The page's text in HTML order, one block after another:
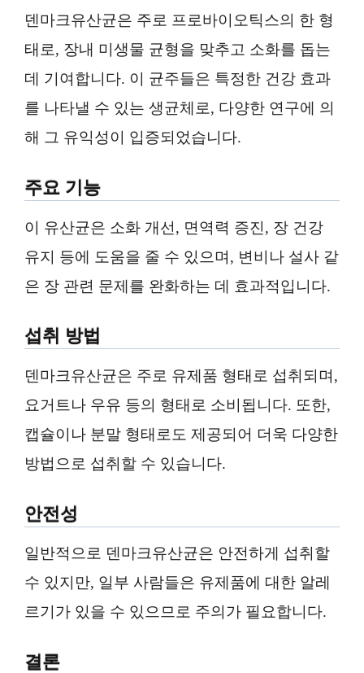
덴마크유산균은 주로 프로바이오틱스의 한 형
태로, 장내 미생물 균형을 맞추고 소화를 돕는
데 기여합니다. 이 균주들은 특정한 건강 효과
를 나타낼 수 있는 생균체로, 다양한 연구에 의
해 그 유익성이 입증되었습니다.
주요 기능
이 유산균은 소화 개선, 면역력 증진, 장 건강
유지 등에 도움을 줄 수 있으며, 변비나 설사 같
은 장 관련 문제를 완화하는 데 효과적입니다.
섭취 방법
덴마크유산균은 주로 유제품 형태로 섭취되며,
요거트나 우유 등의 형태로 소비됩니다. 또한,
캡슐이나 분말 형태로도 제공되어 더욱 다양한
방법으로 섭취할 수 있습니다.
안전성
일반적으로 덴마크유산균은 안전하게 섭취할
수 있지만, 일부 사람들은 유제품에 대한 알레
르기가 있을 수 있으므로 주의가 필요합니다.
결론